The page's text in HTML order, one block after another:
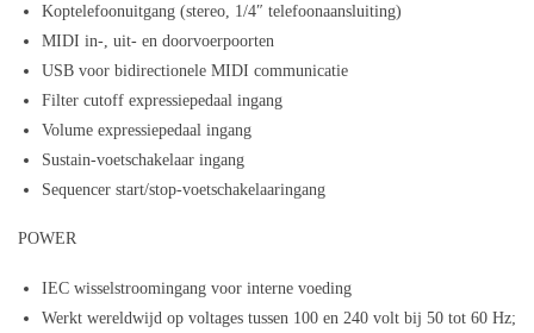
Koptelefoonuitgang (stereo, 1/4″ telefoonaansluiting)
MIDI in-, uit- en doorvoerpoorten
USB voor bidirectionele MIDI communicatie
Filter cutoff expressiepedaal ingang
Volume expressiepedaal ingang
Sustain-voetschakelaar ingang
Sequencer start/stop-voetschakelaaringang
POWER
IEC wisselstroomingang voor interne voeding
Werkt wereldwijd op voltages tussen 100 en 240 volt bij 50 tot 60 Hz;